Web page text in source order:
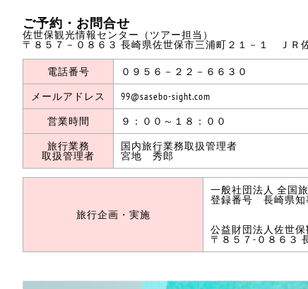
ご予約・お問合せ
佐世保観光情報センター（ツアー担当）
〒８５７－０８６３ 長崎県佐世保市三浦町２１－１ ＪＲ
電話番号 ０９５６－２２－６６３０
メールアドレス
99@sasebo-sight.com
営業時間
９：００～１８：００
旅行業務
取扱管理者
国内旅行業務取扱管理者
宮地 秀郎
旅行企画・実施
一般社団法人 全国
登録番号 長崎県
公益財団法人佐世
〒８５７-０８６３